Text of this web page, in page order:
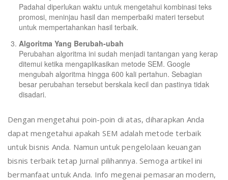
Padahal diperlukan waktu untuk mengetahui kombinasi teks
promosi, meninjau hasil dan memperbaiki materi tersebut
untuk mempertahankan hasil terbaik.
Algoritma Yang Berubah-ubah
Perubahan algoritma ini sudah menjadi tantangan yang kerap
ditemui ketika mengaplikasikan metode SEM. Google
mengubah algoritma hingga 600 kali pertahun. Sebagian
besar perubahan tersebut berskala kecil dan pastinya tidak
disadari.
Dengan mengetahui poin-poin di atas, diharapkan Anda
dapat mengetahui apakah SEM adalah metode terbaik
untuk bisnis Anda. Namun untuk pengelolaan keuangan
bisnis terbaik tetap Jurnal pilihannya. Semoga artikel ini
bermanfaat untuk Anda. Info megenai pemasaran modern,